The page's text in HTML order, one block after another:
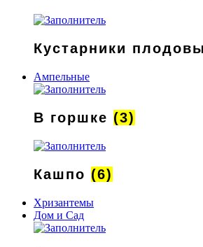
Кустарники
Ампельные
В горшке (3)
Кашпо (6)
Хризантемы
Дом и Сад